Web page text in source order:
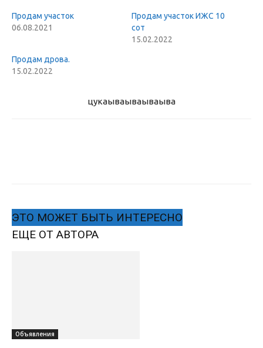
Продам участок
06.08.2021
Продам участок ИЖС 10
сот
15.02.2022
Продам дрова.
15.02.2022
цукаываываываыва
ЭТО МОЖЕТ БЫТЬ ИНТЕРЕСНО
ЕЩЕ ОТ АВТОРА
Объявления